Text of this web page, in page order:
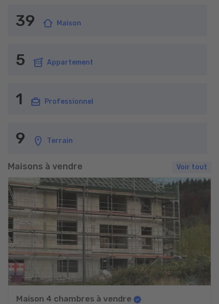
39 Maison
5 Appartement
1 Professionnel
9 Terrain
Maisons à vendre Voir tout
Maison 4 chambres à vendre